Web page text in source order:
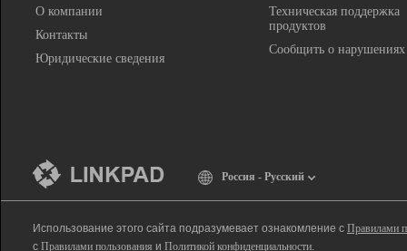
О компании
Контакты
Юридические сведения
Техническая поддержка
продуктов
Сообщить о нарушениях
Россия - Русский
Использование этого сайта подразумевает ознакомление с Правилами
с Правилами пользования и Политикой конфиденциальности.